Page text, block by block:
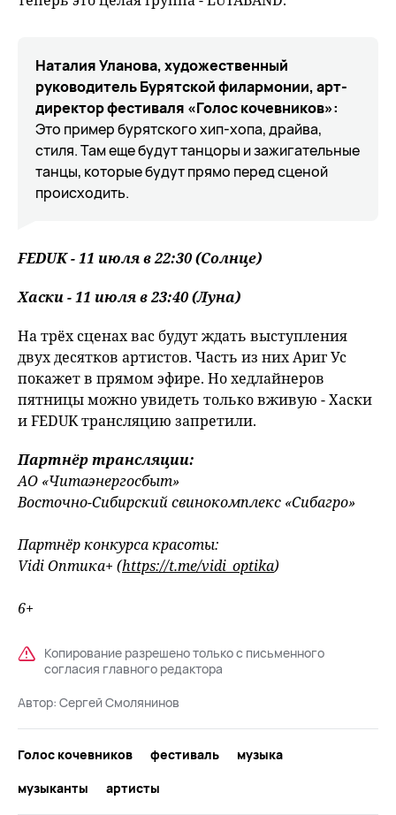
Наталия Уланова, художественный
руководитель Бурятской филармонии, арт-
директор фестиваля «Голос кочевников»:
Это пример бурятского хип-хопа, драйва,
стиля. Там еще будут танцоры и зажигательные
танцы, которые будут прямо перед сценой
происходить.
FEDUK - 11 июля в 22:30 (Солнце)
Хаски - 11 июля в 23:40 (Луна)
На трёх сценах вас будут ждать выступления
двух десятков артистов. Часть из них Ариг Ус
покажет в прямом эфире. Но хедлайнеров
пятницы можно увидеть только вживую - Хаски
и FEDUK трансляцию запретили.
Партнёр трансляции:
АО «Читаэнергосбыт»
Восточно-Сибирский свинокомплекс «Сибагро»
Партнёр конкурса красоты:
Vidi Оптика+ (https://t.me/vidi_optika)
6+
Копирование разрешено только с письменного
согласия главного редактора
Автор: Сергей Смолянинов
Голос кочевников фестиваль
музыка
музыканты
артисты